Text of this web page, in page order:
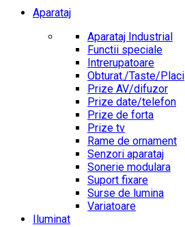
Aparataj
Aparataj Industrial
Functii speciale
Intrerupatoare
Obturat./Taste/Placi
Prize AV/difuzor
Prize date/telefon
Prize de forta
Prize tv
Rame de ornament
Senzori aparataj
Sonerie modulara
Suport fixare
Surse de lumina
Variatoare
Iluminat